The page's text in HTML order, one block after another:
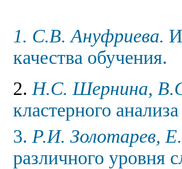
1. С.В. Ануфриева.
качества обучения.
2. Н.С. Шернина,
кластерного анализа
3. Р.И. Золотарев,
различного уровня